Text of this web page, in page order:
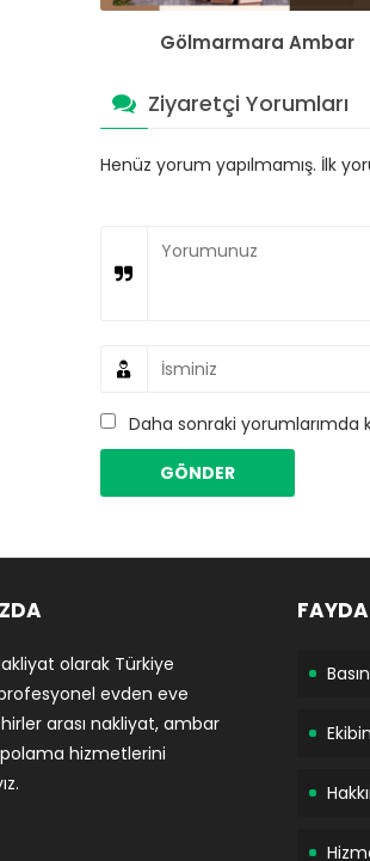
Gölmarmara Ambar
Ziyaretçi Yorumları
Henüz yorum yapılmamış. İlk
Daha sonraki yorumlarımda
olarak Türkiye
evden eve
arası nakliyat, ambar
hizmetlerini